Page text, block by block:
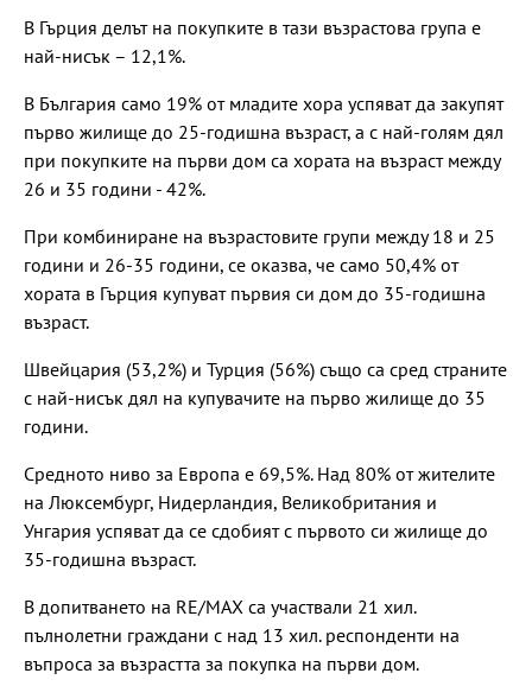
В Гърция делът на покупките в тази възрастова група е
най-нисък – 12,1%.
В България само 19% от младите хора успяват да закупят
първо жилище до 25-годишна възраст, а с най-голям дял
при покупките на първи дом са хората на възраст между
26 и 35 години - 42%.
При комбиниране на възрастовите групи между 18 и 25
години и 26-35 години, се оказва, че само 50,4% от
хората в Гърция купуват първия си дом до 35-годишна
възраст.
Швейцария (53,2%) и Турция (56%) също са сред страните
с най-нисък дял на купувачите на първо жилище до 35
години.
Средното ниво за Европа е 69,5%. Над 80% от жителите
на Люксембург, Нидерландия, Великобритания и
Унгария успяват да се сдобият с първото си жилище до
35-годишна възраст.
В допитването на RE/MAX са участвали 21 хил.
пълнолетни граждани с над 13 хил. респонденти на
въпроса за възрастта за покупка на първи дом.